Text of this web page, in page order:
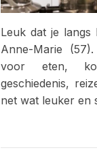
Leuk dat je
Anne-Marie
voor eten,
geschiedenis,
net wat leuker en